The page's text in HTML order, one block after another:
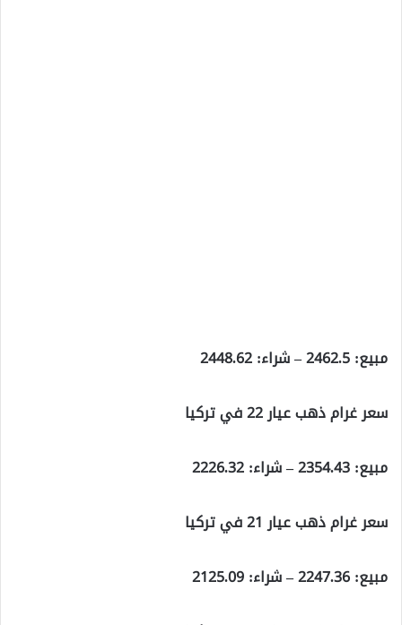
مبيع: 2462.5 – شراء: 2448.62
سعر غرام ذهب عيار 22 في تركيا
مبيع: 2354.43 – شراء: 2226.32
سعر غرام ذهب عيار 21 في تركيا
مبيع: 2247.36 – شراء: 2125.09